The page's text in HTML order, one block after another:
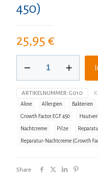
450)
25,95 €
(Growth
EGF
450)
Menge
ARTIKELNUMMER: G010
Akne Allergien Bakterien
Growth Factor EGF 450
Nachtcreme Pilze
Reparatur-Nachtcreme (Growth
Share